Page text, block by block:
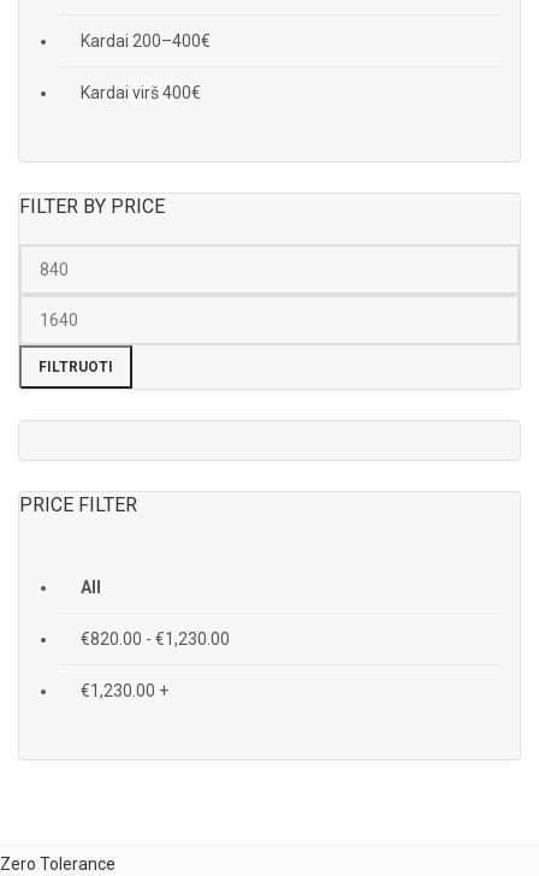
Kardai 200–400€
Kardai virš 400€
FILTER BY PRICE
FILTRUOTI
PRICE FILTER
All
€820.00 - €1,230.00
€1,230.00 +
Zero Tolerance